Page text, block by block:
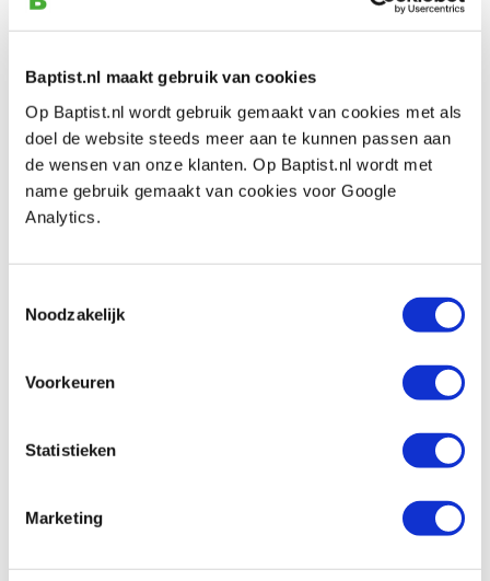
Baptist.nl maakt gebruik van cookies
Op Baptist.nl wordt gebruik gemaakt van cookies met als
doel de website steeds meer aan te kunnen passen aan
de wensen van onze klanten. Op Baptist.nl wordt met
name gebruik gemaakt van cookies voor Google
Analytics.
Noodzakelijk
Voorkeuren
Statistieken
Marketing
Productnumber: 12002
€ 28,95 incl. VAT
In stock
Compare
€ 24,15 incl. VAT